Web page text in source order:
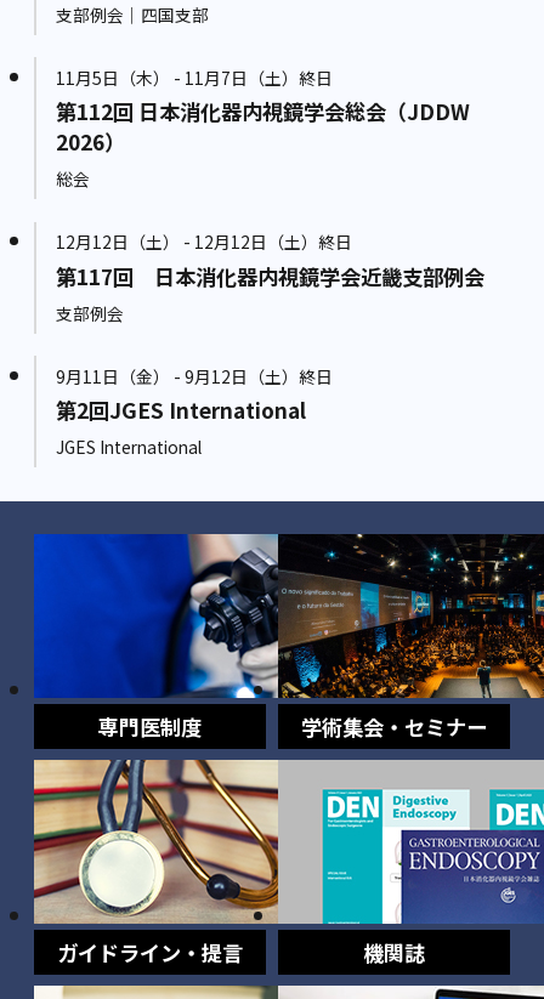
支部例会｜四国支部
11月5日（木） - 11月7日（土）終日
第112回 日本消化器内視鏡学会総会（JDDW
2026）
総会
12月12日（土） - 12月12日（土）終日
第117回 日本消化器内視鏡学会近畿支部例会
支部例会
9月11日（金） - 9月12日（土）終日
第2回JGES International
JGES International
専門医制度 学術集会・セミナー
ガイドライン・提言 機関誌